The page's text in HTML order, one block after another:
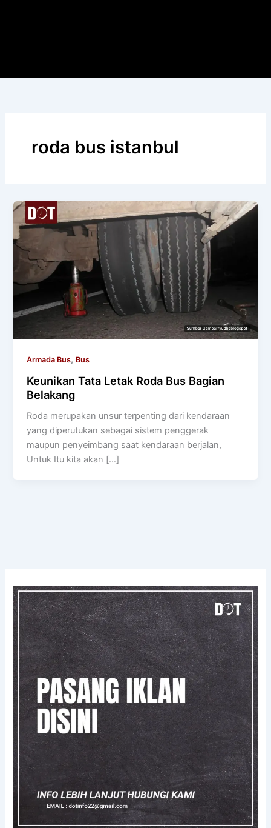
roda bus istanbul
Armada Bus, Bus
Keunikan Tata Letak Roda Bus Bagian
Belakang
Roda merupakan unsur terpenting dari kendaraan
yang diperutukan sebagai sistem penggerak
maupun penyeimbang saat kendaraan berjalan,
Untuk Itu kita akan […]